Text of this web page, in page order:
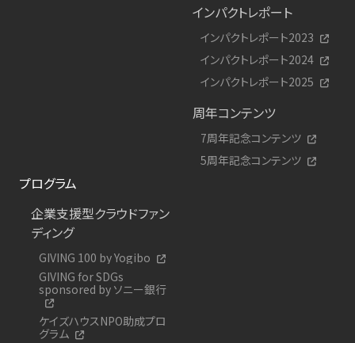
インパクトレポート
インパクトレポート2023
インパクトレポート2024
インパクトレポート2025
周年コンテンツ
7周年記念コンテンツ
5周年記念コンテンツ
プログラム
企業支援型クラウドファン
ディング
GIVING 100 by Yogibo
GIVING for SDGs
sponsored by ソニー銀行
ケイズハウスNPO助成プロ
グラム